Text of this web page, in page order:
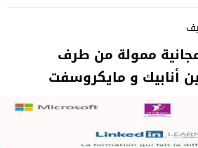
ممولة من طرف
أنابيك و مايكروسفت